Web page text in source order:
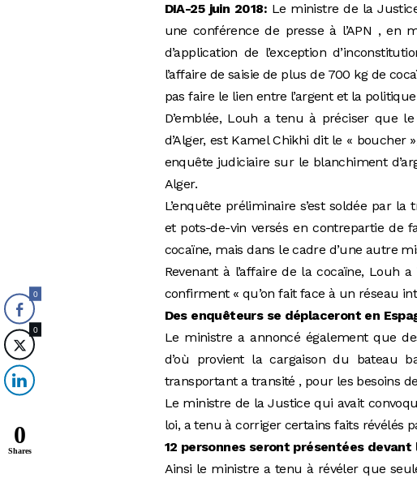
DIA-25 juin 2018: Le ministre de la
une conférence de presse à l’APN , en
d’application de l’exception
l’affaire de saisie de plus de 700 kg de
pas faire le lien entre l’argent et la
D’emblée, Louh a tenu à préciser que
d’Alger, est Kamel Chikhi dit le « boucher
enquête judiciaire sur le blanchiment
Alger.
L’enquête préliminaire s’est soldée par
et pots-de-vin versés en contrepartie de
cocaïne, mais dans le cadre d’une autre
Revenant à l’affaire de la cocaïne,
confirment « qu’on fait face à un réseau
Des enquêteurs se déplaceront en
Le ministre a annoncé également que
d’où provient la cargaison du bateau
transportant a transité , pour les besoins
Le ministre de la Justice qui avait
loi, a tenu à corriger certains faits révélés
12 personnes seront présentées devant
Ainsi le ministre a tenu à révéler que
0
0
0
Shares